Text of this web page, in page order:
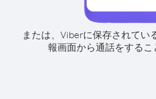
または、Viberに保存されてい
報画面から通話をするこ